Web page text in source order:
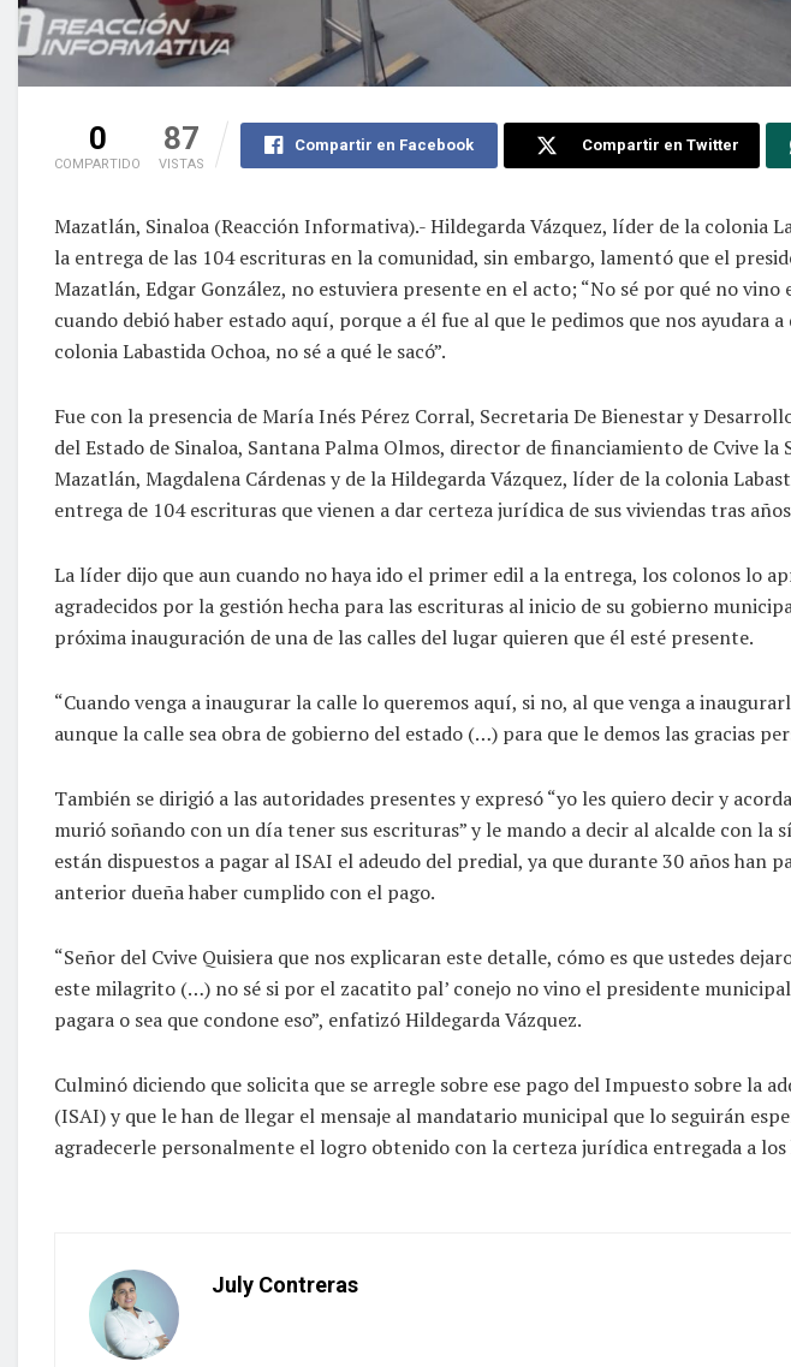
0
COMPARTIDO
87
VISTAS
Compartir en Facebook Compartir en Twitter
Mazatlán, Sinaloa (Reacción Informativa).- Hildegarda Vázquez, líder de la colonia
la entrega de las 104 escrituras en la comunidad, sin embargo, lamentó que el
Mazatlán, Edgar González, no estuviera presente en el acto; “No sé por qué no
cuando debió haber estado aquí, porque a él fue al que le pedimos que nos ayudara
colonia Labastida Ochoa, no sé a qué le sacó”.
Fue con la presencia de María Inés Pérez Corral, Secretaria De Bienestar y
del Estado de Sinaloa, Santana Palma Olmos, director de financiamiento de Cvive la
Mazatlán, Magdalena Cárdenas y de la Hildegarda Vázquez, líder de la colonia
entrega de 104 escrituras que vienen a dar certeza jurídica de sus viviendas tras
La líder dijo que aun cuando no haya ido el primer edil a la entrega, los colonos lo
agradecidos por la gestión hecha para las escrituras al inicio de su gobierno
próxima inauguración de una de las calles del lugar quieren que él esté presente.
“Cuando venga a inaugurar la calle lo queremos aquí, si no, al que venga a
aunque la calle sea obra de gobierno del estado (…) para que le demos las gracias
También se dirigió a las autoridades presentes y expresó “yo les quiero decir y
murió soñando con un día tener sus escrituras” y le mando a decir al alcalde con la
están dispuestos a pagar al ISAI el adeudo del predial, ya que durante 30 años han
anterior dueña haber cumplido con el pago.
“Señor del Cvive Quisiera que nos explicaran este detalle, cómo es que ustedes
este milagrito (…) no sé si por el zacatito pal’ conejo no vino el presidente
pagara o sea que condone eso”, enfatizó Hildegarda Vázquez.
Culminó diciendo que solicita que se arregle sobre ese pago del Impuesto sobre la
(ISAI) y que le han de llegar el mensaje al mandatario municipal que lo seguirán
agradecerle personalmente el logro obtenido con la certeza jurídica entregada a
July Contreras